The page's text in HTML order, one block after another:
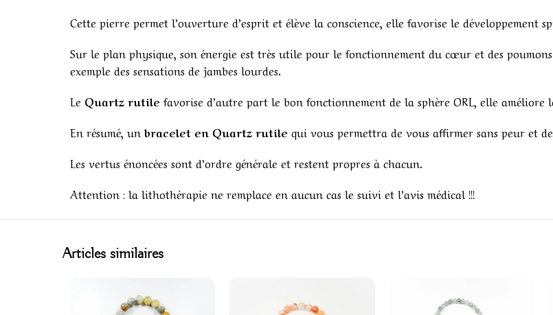
Cette pierre permet l’ouverture d’esprit et élève la conscience, elle favorise le développement
Sur le plan physique, son énergie est très utile pour le fonctionnement du cœur et des
exemple des sensations de jambes lourdes.
Le Quartz rutile favorise d’autre part le bon fonctionnement de la sphère ORL, elle améliore
En résumé, unbracelet en Quartz rutile qui vous permettra de vous affirmer sans peur et
Les vertus énoncées sont d’ordre générale et restent propres à chacun.
Attention : la lithothérapie ne remplace en aucun cas le suivi et l’avis médical !!!
Articles similaires